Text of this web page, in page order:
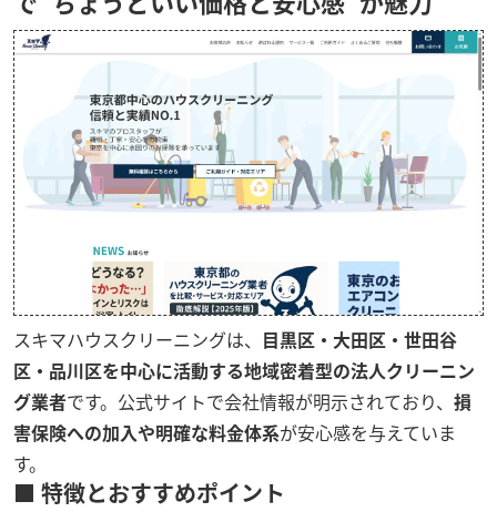
スキマハウスクリーニングは、 目黒区・大田区・世田谷
区・品川区を中心に活動する地域密着型の法人クリーニン
グ業者です。公式サイトで会社情報が明示されており、 損
害保険への加入や明確な料金体系が安心感を与えていま
す。
■ 特徴とおすすめポイント